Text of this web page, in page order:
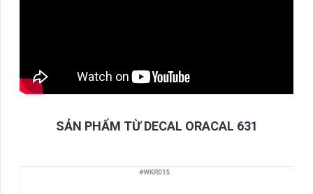
SẢN PHẨM TỪ DECAL ORACAL 631